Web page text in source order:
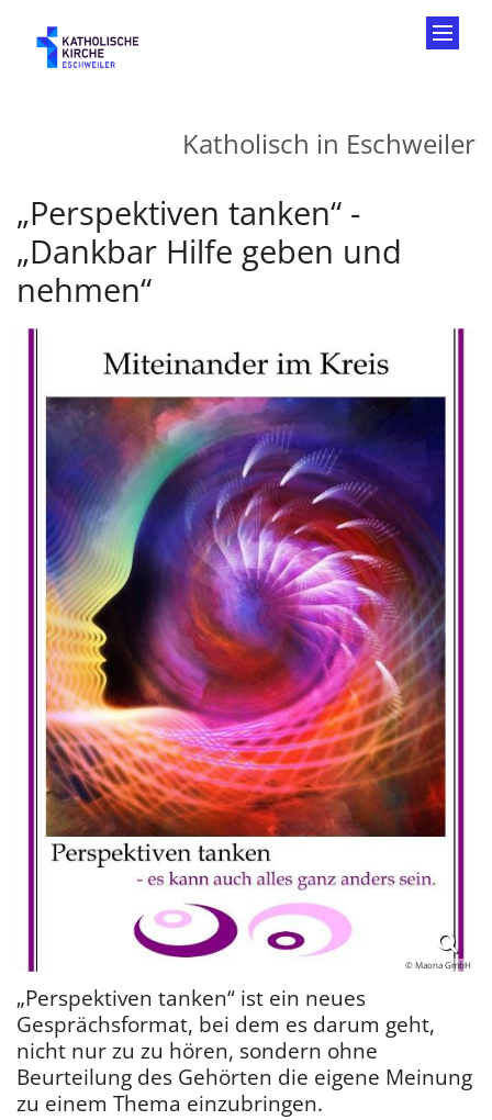
Katholisch in Eschweiler
„Perspektiven tanken“ -
„Dankbar Hilfe geben und
nehmen“
© Maona GmbH
„Perspektiven tanken“ ist ein neues
Gesprächsformat, bei dem es darum geht,
nicht nur zu zu hören, sondern ohne
Beurteilung des Gehörten die eigene Meinung
zu einem Thema einzubringen.